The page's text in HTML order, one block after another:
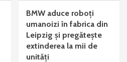
BMW aduce roboți
umanoizi în fabrica din
Leipzig și pregătește
extinderea la mii de
unități